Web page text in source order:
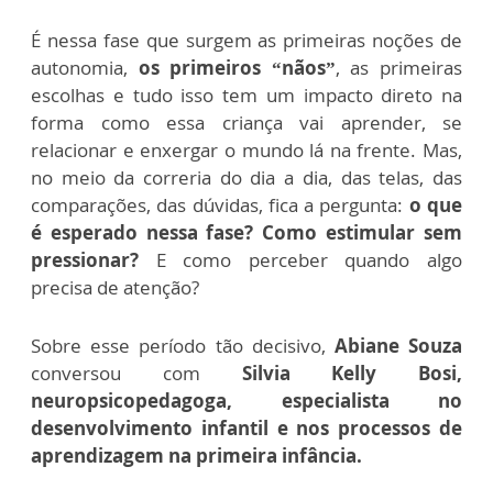
É nessa fase que surgem as primeiras noções de
autonomia, os primeiros “nãos”, as primeiras
escolhas e tudo isso tem um impacto direto na
forma como essa criança vai aprender, se
relacionar e enxergar o mundo lá na frente. Mas,
no meio da correria do dia a dia, das telas, das
comparações, das dúvidas, fica a pergunta: o que
é esperado nessa fase? Como estimular sem
pressionar? E como perceber quando algo
precisa de atenção?
Sobre esse período tão decisivo, Abiane Souza
conversou com Silvia Kelly Bosi,
neuropsicopedagoga, especialista no
desenvolvimento infantil e nos processos de
aprendizagem na primeira infância.